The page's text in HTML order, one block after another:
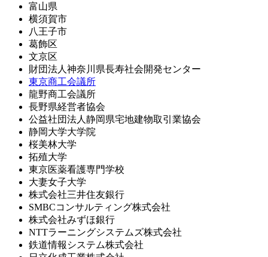
富山県
横須賀市
八王子市
葛飾区
文京区
財団法人神奈川県長寿社会開発センター
東京商工会議所
龍野商工会議所
長野県経営者協会
公益社団法人静岡県宅地建物取引業協会
静岡大学大学院
桜美林大学
拓殖大学
東京医薬看護専門学校
大妻女子大学
株式会社三井住友銀行
SMBCコンサルティング株式会社
株式会社みずほ銀行
NTTラーニングシステムズ株式会社
鉄道情報システム株式会社